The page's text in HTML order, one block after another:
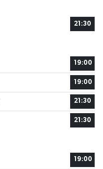
21:30
19:00
19:00
21:30
21:30
19:00